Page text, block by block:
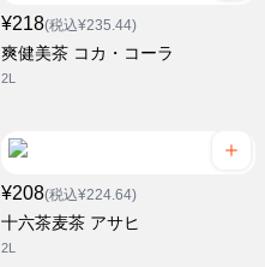
¥218(税込¥235.44)
爽健美茶 コカ・コーラ
2L
¥208(税込¥224.64)
十六茶麦茶 アサヒ
2L